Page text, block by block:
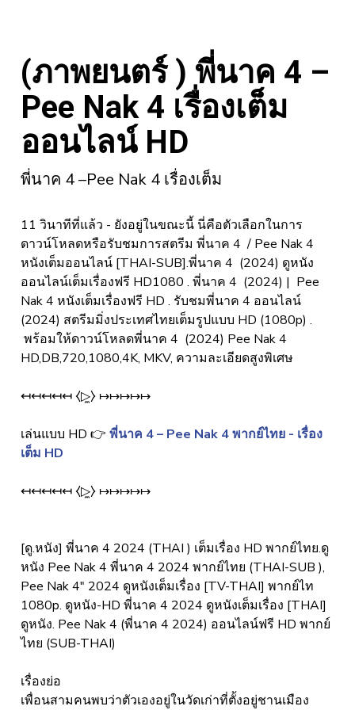
(ภาพยนตร์ ) พี่นาค 4 –
Pee Nak 4 เรื่องเต็ม
ออนไลน์ HD
พี่นาค 4 –Pee Nak 4 เรื่องเต็ม
11 วินาทีที่แล้ว - ยังอยู่ในขณะนี้ นี่คือตัวเลือกในการ
ดาวน์โหลดหรือรับชมการสตรีม พี่นาค 4 / Pee Nak 4
หนังเต็มออนไลน์ [THAI-SUB].พี่นาค 4 (2024) ดูหนัง
ออนไลน์เต็มเรื่องฟรี HD1080 . พี่นาค 4 (2024) | Pee
Nak 4 หนังเต็มเรื่องฟรี HD . รับชมพี่นาค 4 ออนไลน์
(2024) สตรีมมิ่งประเทศไทยเต็มรูปแบบ HD (1080p) .
พร้อมให้ดาวน์โหลดพี่นาค 4 (2024) Pee Nak 4
HD,DB,720,1080,4K, MKV, ความละเอียดสูงพิเศษ
↤↤↤↤↤ ⧼▷̼⧽ ↦↦↦↦↦
เล่นแบบ HD 👉พี่นาค 4 – Pee Nak 4 พากย์ไทย - เรื่อง
เต็ม HD
↤↤↤↤↤ ⧼▷̼⧽ ↦↦↦↦↦
[ดู.หนัง] พี่นาค 4 2024 (THAI ) เต็มเรื่อง HD พากย์ไทย.ดู
หนัง Pee Nak 4 พี่นาค 4 2024 พากย์ไทย (THAI-SUB ),
Pee Nak 4" 2024 ดูหนังเต็มเรื่อง [TV-THAI] พากย์ไท
1080p. ดูหนัง-HD พี่นาค 4 2024 ดูหนังเต็มเรื่อง [THAI]
ดูหนัง. Pee Nak 4 (พี่นาค 4 2024) ออนไลน์ฟรี HD พากย์
ไทย (SUB-THAI)
เรื่องย่อ
เพื่อนสามคนพบว่าตัวเองอยู่ในวัดเก่าที่ตั้งอยู่ชานเมือง